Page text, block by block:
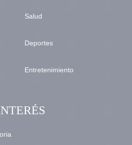
Salud
Deportes
Entretenimiento